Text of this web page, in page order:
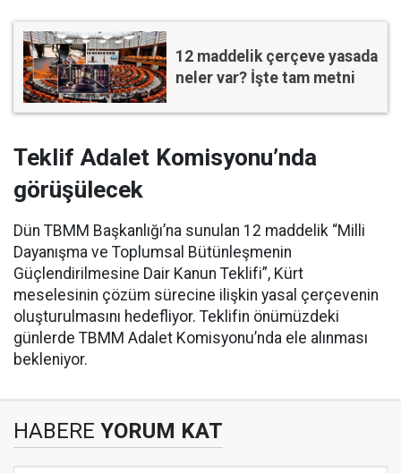
12 maddelik çerçeve yasada
neler var? İşte tam metni
Teklif Adalet Komisyonu’nda
görüşülecek
Dün TBMM Başkanlığı’na sunulan 12 maddelik “Milli
Dayanışma ve Toplumsal Bütünleşmenin
Güçlendirilmesine Dair Kanun Teklifi”, Kürt
meselesinin çözüm sürecine ilişkin yasal çerçevenin
oluşturulmasını hedefliyor. Teklifin önümüzdeki
günlerde TBMM Adalet Komisyonu’nda ele alınması
bekleniyor.
HABERE YORUM KAT